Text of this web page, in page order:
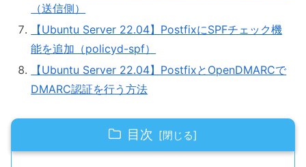
（送信側）
【Ubuntu Server 22.04】PostfixにSPFチェック機
能を追加（policyd-spf）
【Ubuntu Server 22.04】PostfixとOpenDMARCで
DMARC認証を行う方法
目次